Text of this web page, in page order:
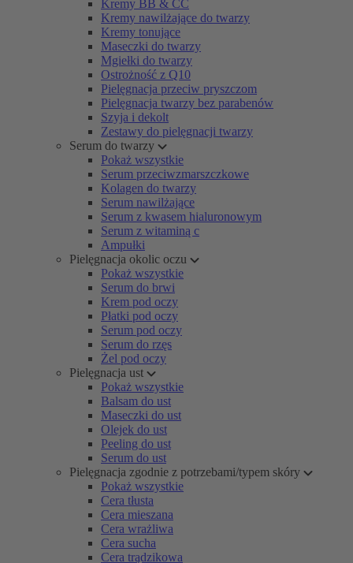
Kremy BB & CC
Kremy nawilżające do twarzy
Kremy tonujące
Maseczki do twarzy
Mgiełki do twarzy
Ostrożność z Q10
Pielęgnacja przeciw pryszczom
Pielęgnacja twarzy bez parabenów
Szyja i dekolt
Zestawy do pielęgnacji twarzy
Serum do twarzy
Pokaż wszystkie
Serum przeciwzmarszczkowe
Kolagen do twarzy
Serum nawilżające
Serum z kwasem hialuronowym
Serum z witaminą c
Ampułki
Pielęgnacja okolic oczu
Pokaż wszystkie
Serum do brwi
Krem pod oczy
Płatki pod oczy
Serum pod oczy
Serum do rzęs
Żel pod oczy
Pielęgnacja ust
Pokaż wszystkie
Balsam do ust
Maseczki do ust
Olejek do ust
Peeling do ust
Serum do ust
Pielęgnacja zgodnie z potrzebami/typem skóry
Pokaż wszystkie
Cera tłusta
Cera mieszana
Cera wrażliwa
Cera sucha
Cera trądzikowa